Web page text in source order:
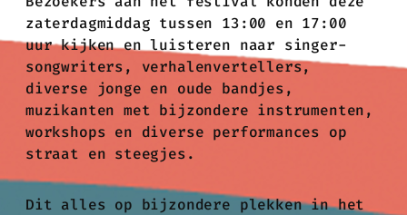
zaterdagmiddag tussen 13:00 en 17:00
uur kijken en luisteren naar singer-
songwriters, verhalenvertellers,
diverse jonge en oude bandjes,
muzikanten met bijzondere instrumenten,
workshops en diverse performances op
straat en steegjes.
Dit alles op bijzondere plekken in het